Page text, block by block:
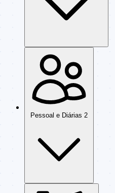
Pessoal e Diárias 2